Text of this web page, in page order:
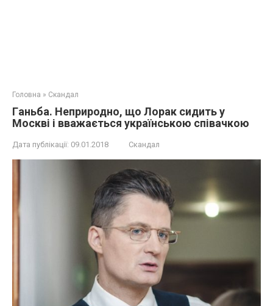
Головна » Скандал
Гaньба. Неприродно, що Лорак сидить у
Москві і вважається українською співачкою
Дата публікації: 09.01.2018 Скандал